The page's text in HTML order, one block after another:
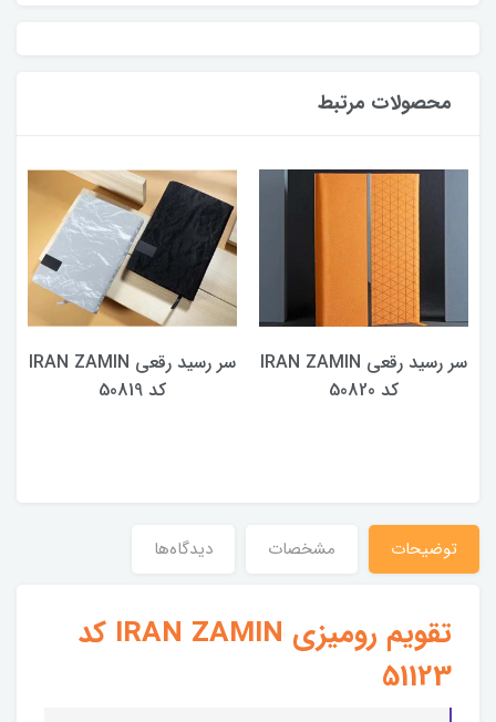
محصولات مرتبط
سر رسید رقعی IRAN ZAMIN
کد 50820
سر رسید رقعی IRAN ZAMIN
کد 50819
توضیحات مشخصات دیدگاه‌ها
تقویم رومیزی IRAN ZAMIN کد
51123